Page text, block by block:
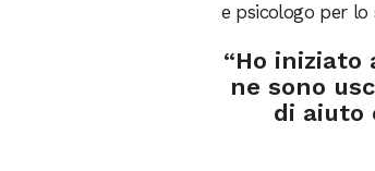
e psicologo per lo
“Ho iniziato
ne sono
di aiuto